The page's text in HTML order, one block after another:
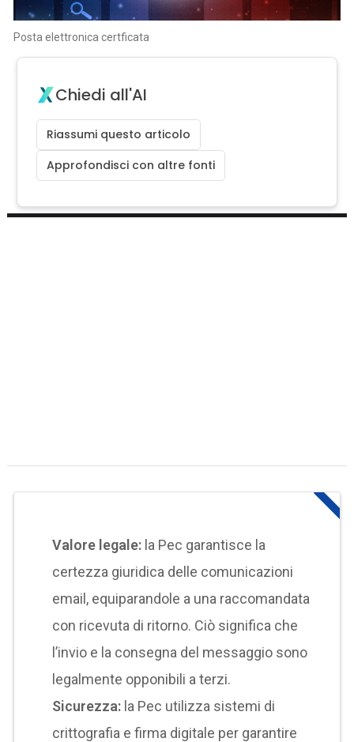
Posta elettronica certficata
Chiedi all'AI
Riassumi questo articolo
Approfondisci con altre fonti
Valore legale: la Pec garantisce la
certezza giuridica delle comunicazioni
email, equiparandole a una raccomandata
con ricevuta di ritorno. Ciò significa che
l’invio e la consegna del messaggio sono
legalmente opponibili a terzi.
Sicurezza: la Pec utilizza sistemi di
crittografia e firma digitale per garantire